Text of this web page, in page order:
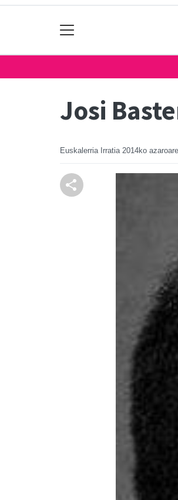
Josi
Euskalerria Irratia 2014ko